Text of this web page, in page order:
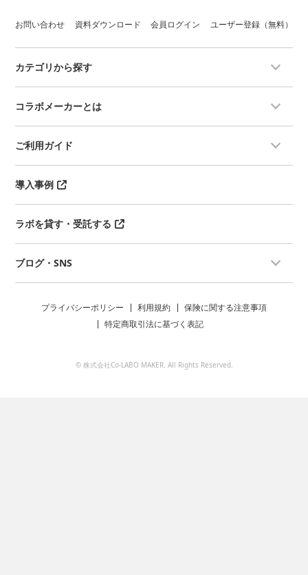
お問い合わせ 資料ダウンロード 会員ログイン ユーザー登録（無料）
カテゴリから探す
コラボメーカーとは
ご利用ガイド
導入事例
ラボを貸す・受託する
ブログ・SNS
プライバシーポリシー 利用規約
保険に関する注意事項
特定商取引法に基づく表記
© 株式会社Co-LABO MAKER. All Rights Reserved.